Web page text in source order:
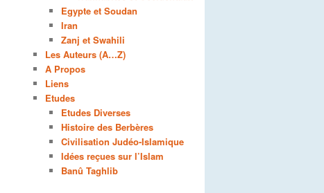
Egypte et Soudan
Iran
Zanj et Swahili
Les Auteurs (A…Z)
A Propos
Liens
Etudes
Etudes Diverses
Histoire des Berbères
Civilisation Judéo-Islamique
Idées reçues sur l’Islam
Banû Taghlib